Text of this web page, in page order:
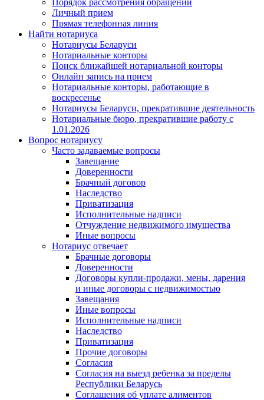
Личный прием
Прямая телефонная линия
Найти нотариуса
Нотариусы Беларуси
Нотариальные конторы
Поиск ближайшей нотариальной конторы
Онлайн запись на прием
Нотариальные конторы, работающие в
воскресенье
Нотариусы Беларуси, прекратившие деятельность
Нотариальные бюро, прекратившие работу с
1.01.2026
Вопрос нотариусу
Часто задаваемые вопросы
Завещание
Доверенности
Брачный договор
Наследство
Приватизация
Исполнительные надписи
Отчуждение недвижимого имущества
Иные вопросы
Нотариус отвечает
Брачные договоры
Доверенности
Договоры купли-продажи, мены, дарения
и иные договоры с недвижимостью
Завещания
Иные вопросы
Исполнительные надписи
Наследство
Приватизация
Прочие договоры
Согласия
Согласия на выезд ребенка за пределы
Республики Беларусь
Соглашения об уплате алиментов